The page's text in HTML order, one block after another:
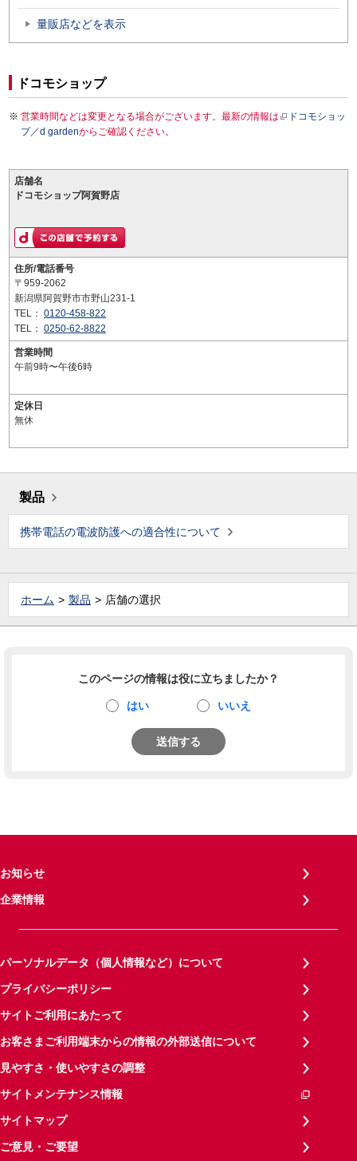
量販店などを表示
ドコモショップ
営業時間などは変更となる場合がございます。最新の情報は
ドコモショッ
プ／d gardenからご確認ください。
店舗名
ドコモショップ阿賀野店
住所/電話番号
〒959-2062
新潟県阿賀野市市野山231-1
TEL： 0120-458-822
TEL： 0250-62-8822
営業時間
午前9時〜午後6時
定休日
無休
製品
携帯電話の電波防護への適合性について
ホーム 製品 店舗の選択
このページの情報は役に立ちましたか？
はい いいえ
送信する
お知らせ
企業情報
パーソナルデータ（個人情報など）について
プライバシーポリシー
サイトご利用にあたって
お客さまご利用端末からの情報の外部送信について
見やすさ・使いやすさの調整
サイトメンテナンス情報
サイトマップ
ご意見・ご要望